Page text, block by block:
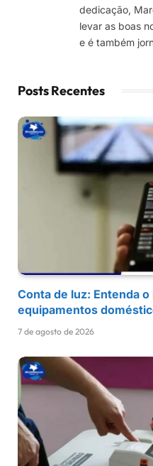
dedicação,
levar as boas
e é também
Posts Recentes
Conta de luz: Entenda
equipamentos
7 de agosto de 2026